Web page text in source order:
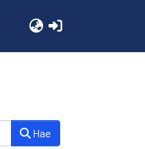
Hae